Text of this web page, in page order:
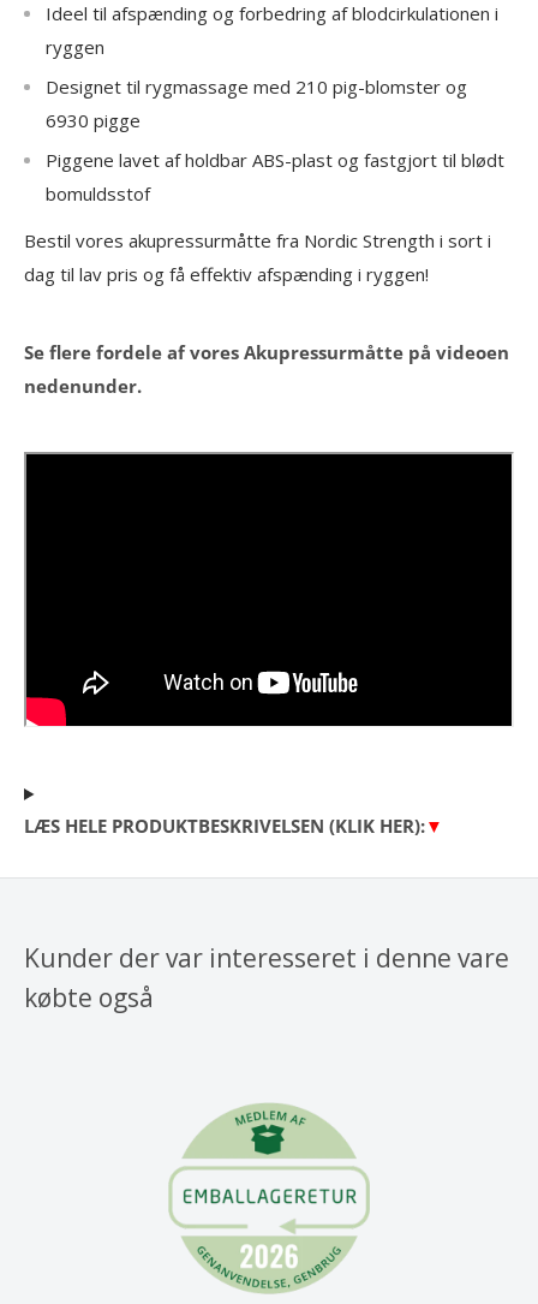
Ideel til afspænding og forbedring af blodcirkulationen i
ryggen
Designet til rygmassage med 210 pig-blomster og
6930 pigge
Piggene lavet af holdbar ABS-plast og fastgjort til blødt
bomuldsstof
Bestil vores akupressurmåtte fra Nordic Strength i sort i
dag til lav pris og få effektiv afspænding i ryggen!
Se flere fordele af vores Akupressurmåtte på videoen
nedenunder.
LÆS HELE PRODUKTBESKRIVELSEN (KLIK HER):▼
Kunder der var interesseret i denne vare
købte også